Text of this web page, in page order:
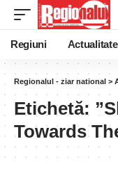
Regiuni Actualitate
Regionalul - ziar national >
Etichetă:
Towards